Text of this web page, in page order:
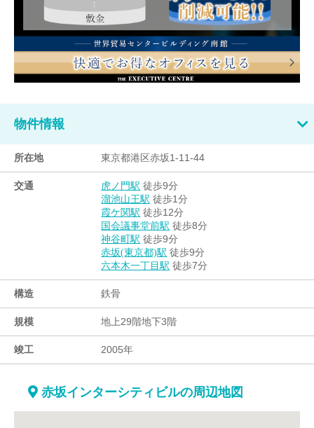
物件情報
所在地 東京都港区赤坂1-11-44
交通 虎ノ門駅 徒歩9分
溜池山王駅 徒歩1分
霞ケ関駅 徒歩12分
国会議事堂前駅 徒歩8分
神谷町駅 徒歩9分
赤坂(東京都)駅 徒歩9分
六本木一丁目駅 徒歩7分
構造 鉄骨
規模 地上29階地下3階
竣工 2005年
赤坂インターシティビルの周辺地図